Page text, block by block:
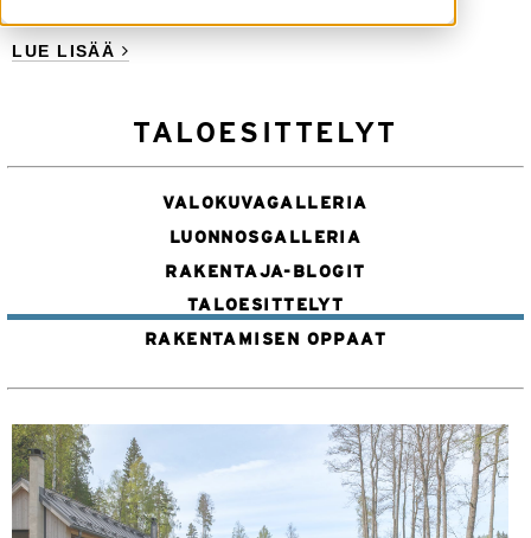
LUE LISÄÄ
TALOESITTELYT
VALOKUVAGALLERIA
LUONNOSGALLERIA
RAKENTAJA-BLOGIT
TALOESITTELYT
RAKENTAMISEN OPPAAT